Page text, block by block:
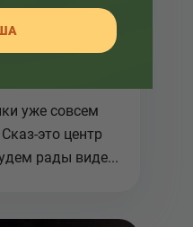
уже совсем
это центр
рады виде...